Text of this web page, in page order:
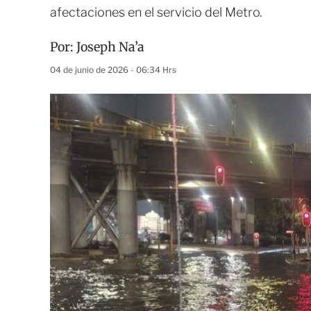
afectaciones en el servicio del Metro.
Por: Joseph Na’a
04 de junio de 2026 - 06:34 Hrs